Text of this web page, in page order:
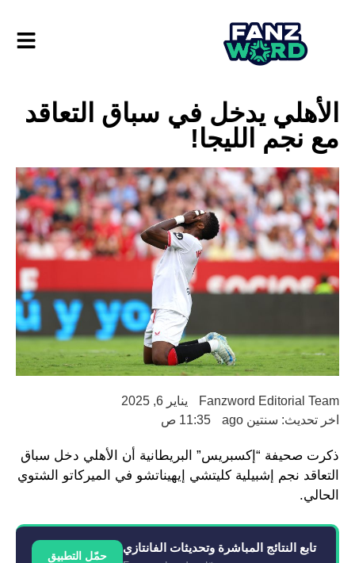
الأهلي يدخل في سباق التعاقد
مع نجم الليجا!
Fanzword Editorial Team
يناير 6, 2025
اخر تحديث: سنتين ago
11:35 ص
ذكرت صحيفة “إكسبريس” البريطانية أن الأهلي دخل سباق
التعاقد نجم إشبيلية كليتشي إيهيناتشو في الميركاتو الشتوي
الحالي.
تابع النتائج المباشرة وتحديثات الفانتازي
حمّل التطبيق